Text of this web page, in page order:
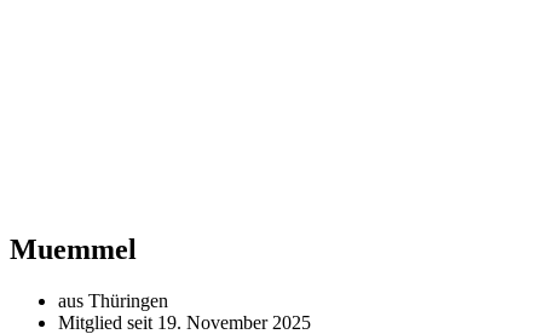
Muemmel
aus Thüringen
Mitglied seit 19. November 2025